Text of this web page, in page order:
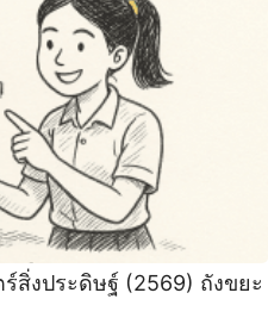
สิ่งประดิษฐ์ (2569) ถังขยะ